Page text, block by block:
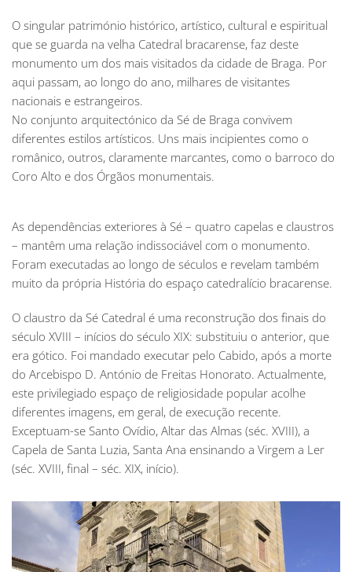
O singular património histórico, artístico, cultural e espiritual
que se guarda na velha Catedral bracarense, faz deste
monumento um dos mais visitados da cidade de Braga. Por
aqui passam, ao longo do ano, milhares de visitantes
nacionais e estrangeiros.
No conjunto arquitectónico da Sé de Braga convivem
diferentes estilos artísticos. Uns mais incipientes como o
românico, outros, claramente marcantes, como o barroco do
Coro Alto e dos Órgãos monumentais.
As dependências exteriores à Sé – quatro capelas e claustros
– mantêm uma relação indissociável com o monumento.
Foram executadas ao longo de séculos e revelam também
muito da própria História do espaço catedralício bracarense.
O claustro da Sé Catedral é uma reconstrução dos finais do
século XVIII – inícios do século XIX: substituiu o anterior, que
era gótico. Foi mandado executar pelo Cabido, após a morte
do Arcebispo D. António de Freitas Honorato. Actualmente,
este privilegiado espaço de religiosidade popular acolhe
diferentes imagens, em geral, de execução recente.
Exceptuam-se Santo Ovídio, Altar das Almas (séc. XVIII), a
Capela de Santa Luzia, Santa Ana ensinando a Virgem a Ler
(séc. XVIII, final – séc. XIX, início).